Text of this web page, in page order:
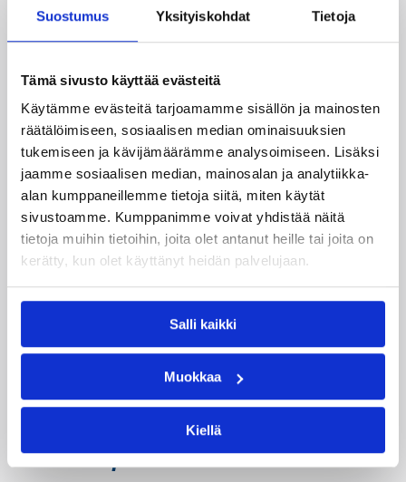
Suostumus Yksityiskohdat Tietoja
Tämä sivusto käyttää evästeitä
Käytämme evästeitä tarjoamamme sisällön ja mainosten
räätälöimiseen, sosiaalisen median ominaisuuksien
tukemiseen ja kävijämäärämme analysoimiseen. Lisäksi
jaamme sosiaalisen median, mainosalan ja analytiikka-
alan kumppaneillemme tietoja siitä, miten käytät
sivustoamme. Kumppanimme voivat yhdistää näitä
tietoja muihin tietoihin, joita olet antanut heille tai joita on
kerätty, kun olet käyttänyt heidän palvelujaan.
Salli kaikki
Muokkaa
Kiellä
Päivitetty29.06.2016
Henkilöt
Anton Mirolybov
Jarkko Aho
Juha ”Magic” Pohjola
Juha Dahlström
Juha Sten
Petri Virtanen
Kategoriat
Maajoukkue MU20 Pääjuttu
Katso myös